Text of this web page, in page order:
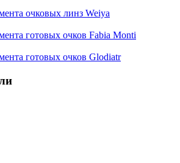
очковых линз Weiya
готовых очков Fabia Monti
готовых очков Glodiatr